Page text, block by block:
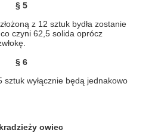
§ 5
z 12 sztuk bydła zostanie
czyni 62,5 solida oprócz
§ 6
wyłącznie będą jednakowo
owiec